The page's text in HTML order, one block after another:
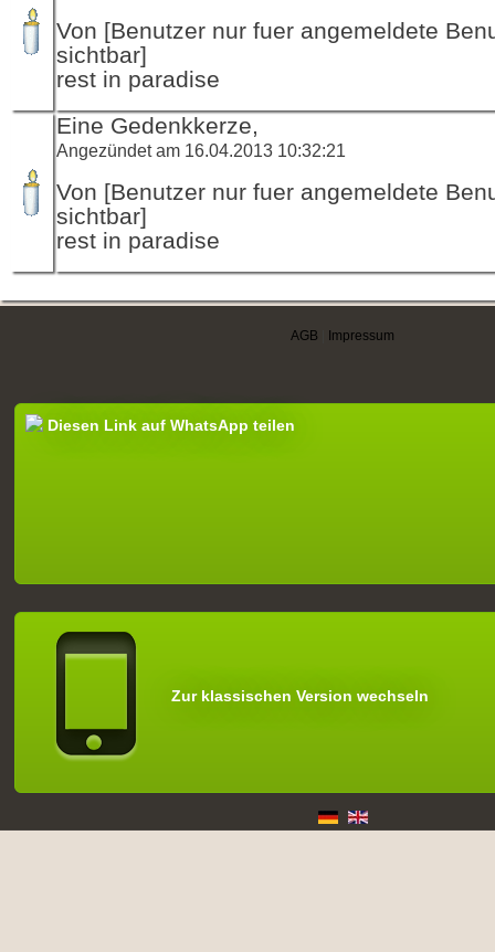
Von [Benutzer nur fuer angemeldete
sichtbar]
rest in paradise
Eine Gedenkkerze,
Angezündet am 16.04.2013 10:32:21
Von [Benutzer nur fuer angemeldete
sichtbar]
rest in paradise
AGB Impressum
Diesen Link auf WhatsApp teilen
Zur klassischen Version wechseln